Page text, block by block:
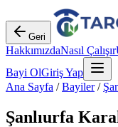
Geri
HakkımızdaNasıl Çalışır
Bayi OlGiriş Yap
Ana Sayfa /Bayiler/
Şanlıurfa